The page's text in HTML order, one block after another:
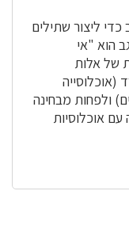
ליצור שתילים
הוא "אי
של אלות
(אוכלוסייה
ולפחות מבחינה
אוכלוסיות